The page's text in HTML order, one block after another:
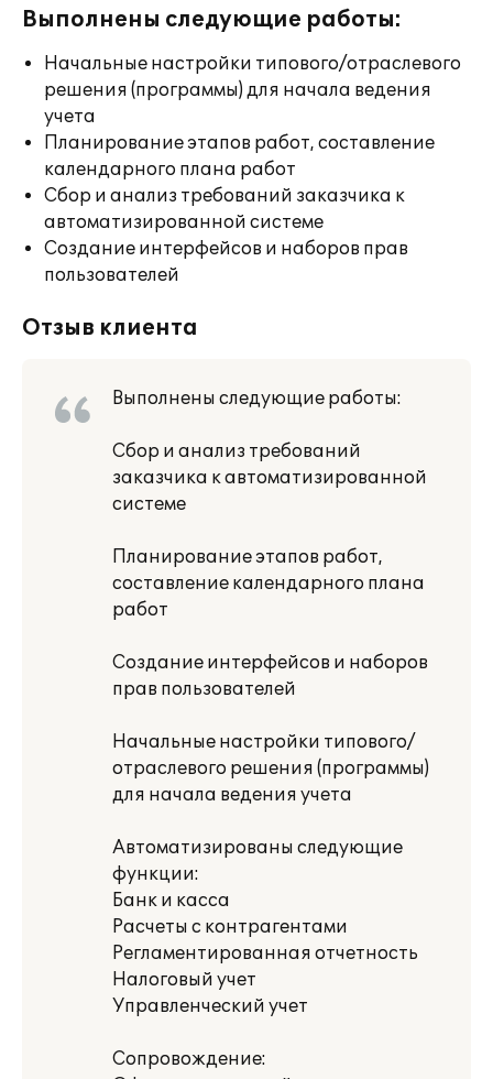
Выполнены следующие работы:
Начальные настройки типового/отраслевого
решения (программы) для начала ведения
учета
Планирование этапов работ, составление
календарного плана работ
Сбор и анализ требований заказчика к
автоматизированной системе
Создание интерфейсов и наборов прав
пользователей
Отзыв клиента
Выполнены следующие работы:
Сбор и анализ требований
заказчика к автоматизированной
системе
Планирование этапов работ,
составление календарного плана
работ
Создание интерфейсов и наборов
прав пользователей
Начальные настройки типового/
отраслевого решения (программы)
для начала ведения учета
Автоматизированы следующие
функции:
Банк и касса
Расчеты с контрагентами
Регламентированная отчетность
Налоговый учет
Управленческий учет
Сопровождение: